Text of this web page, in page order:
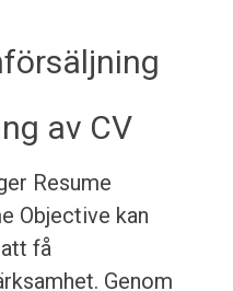
av CV
Resume
Objective kan
få
Genom